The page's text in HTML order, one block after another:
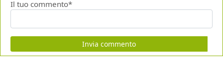
Il tuo commento*
Invia commento